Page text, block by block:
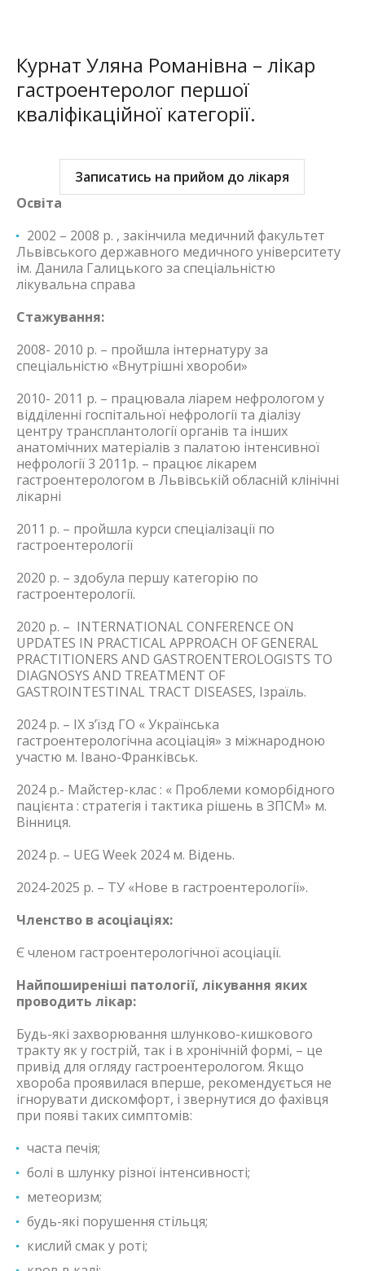
Курнат Уляна Романівна – лікар
гастроентеролог першої
кваліфікаційної категорії.
Записатись на прийом до лікаря
Освіта
2002 – 2008 р. , закінчила медичний факультет
Львівського державного медичного університету
ім. Данила Галицького за спеціальністю
лікувальна справа
Стажування:
2008- 2010 р. – пройшла інтернатуру за
спеціальністю «Внутрішні хвороби»
2010- 2011 р. – працювала ліарем нефрологом у
відділенні госпітальної нефрології та діалізу
центру трансплантології органів та інших
анатомічних матеріалів з палатою інтенсивної
нефрології 3 2011р. – працює лікарем
гастроентерологом в Львівській обласній клінічні
лікарні
2011 р. – пройшла курси спеціалізації по
гастроентерології
2020 р. – здобула першу категорію по
гастроентерології.
2020 р. – INTERNATIONAL CONFERENCE ON
UPDATES IN PRACTICAL APPROACH OF GENERAL
PRACTITIONERS AND GASTROENTEROLOGISTS TO
DIAGNOSYS AND TREATMENT OF
GASTROINTESTINAL TRACT DISEASES, Ізраїль.
2024 р. – ІХ зʼїзд ГО « Українська
гастроентерологічна асоціація» з міжнародною
участю м. Івано-Франківськ.
2024 р.- Майстер-клас : « Проблеми коморбідного
пацієнта : стратегія і тактика рішень в ЗПСМ» м.
Вінниця.
2024 р. – UEG Week 2024 м. Відень.
2024-2025 р. – ТУ «Нове в гастроентерології».
Членство в асоціаціях:
Є членом гастроентерологічної асоціації.
Найпоширеніші патології, лікування яких
проводить лікар:
Будь-які захворювання шлунково-кишкового
тракту як у гострій, так і в хронічній формі, – це
привід для огляду гастроентерологом. Якщо
хвороба проявилася вперше, рекомендується не
ігнорувати дискомфорт, і звернутися до фахівця
при появі таких симптомів:
часта печія;
болі в шлунку різної інтенсивності;
метеоризм;
будь-які порушення стільця;
кислий смак у роті;